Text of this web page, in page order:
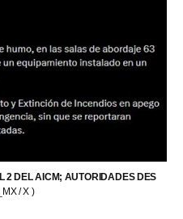
2 DEL AICM; AUTORIDADES DES
/ X )